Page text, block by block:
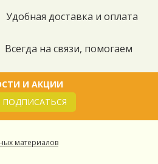
Удобная доставка и оплата
Всегда на связи, помогаем
И АКЦИИ
ПОДПИСАТЬСЯ